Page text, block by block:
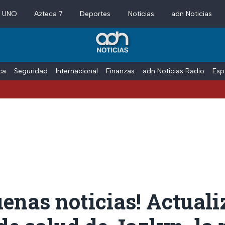
Azteca 7 Deportes Noticias adn Noticias
Seguridad Internacional Finanzas adn Noticias Radio
noticias!